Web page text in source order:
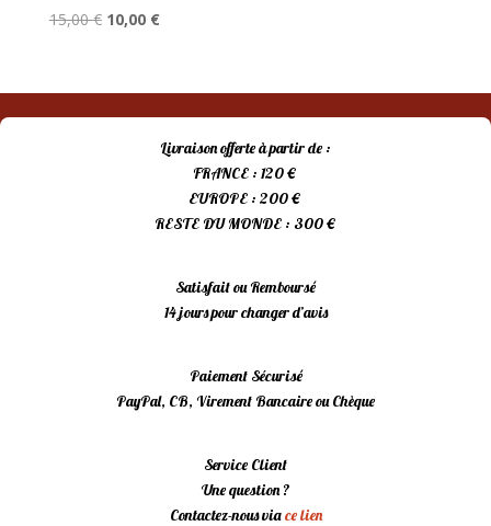
15,00€ Le
était :
15,00 €.
10,00 €Le
est :
10,00 €.
Livraison offerte à partir de :
FRANCE : 120 €
EUROPE : 200 €
RESTE DU MONDE : 300 €
Satisfait ou Remboursé
14 jours pour changer d’avis
Paiement Sécurisé
PayPal, CB, Virement Bancaire ou Chèque
Service Client
Une question ?
Contactez-nous viace lien